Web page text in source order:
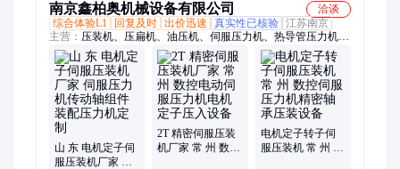
南京鑫柏奥机械设备有限公司
洽谈
综合体验L1
回复及时 出价迅速 真实性已核验 江苏南京
主营： 压装机、压扁机、油压机、伺服压力机、热导管压力机、
数控系统、薄膜凸包机、液压切边机、液压整形机、热压整形
机、数控液压机、伺服液压机、铜热管整形机、压铸件切边机、
双工位液压机、生产线方案设计
山 东 电机定子伺
服压装机厂家 伺
2T 精密伺服压装
机厂家 常 州 数控
电机定子转子伺
服压装机 常 州 数